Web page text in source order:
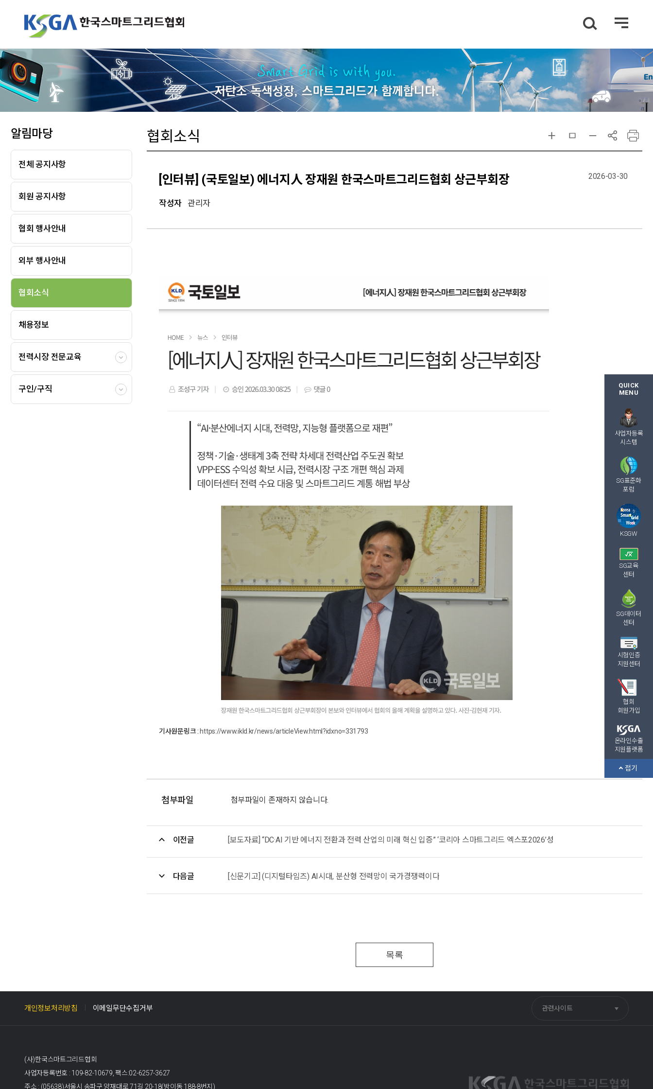
QUICK
MENU
사업자등록
시스템
SG표준화
포럼
KSGW
SG교육
센터
SG데이터
센터
시험인증
지원센터
협회
회원가입
온라인수출
지원플랫폼
접기
알림마당
전체 공지사항
회원 공지사항
협회 행사안내
외부 행사안내
협회소식
채용정보
전력시장 전문교육
구인/구직
협회소식
[인터뷰] (국토일보) 에너지人 장재원 한국스마트그리드협회 상근부회장
작성자 관리자
2026-03-30
기사원문링크 : https://www.ikld.kr/news/articleView.html?idxno=331793
첨부파일 첨부파일이 존재하지 않습니다.
이전글 [보도자료] “DC·AI 기반 에너지 전환과 전력 산업의 미래 혁신 입증” ‘코리아 스마트그리드 엑스포2026’성
다음글 [신문기고] (디지털타임즈) AI시대, 분산형 전력망이 국가경쟁력이다
목록
개인정보처리방침 이메일무단수집거부 관련사이트
(사)한국스마트그리드협회
사업자등록번호 : 109-82-10679, 팩스:02-6257-3627
주소 : (05638)서울시 송파구 양재대로 71길 20-18(방이동 188-8번지)